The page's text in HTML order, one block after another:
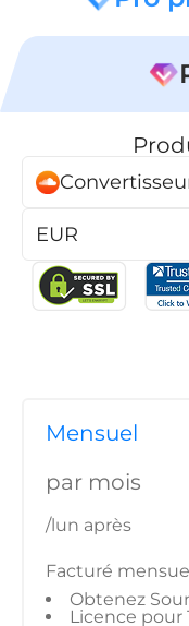
Pandora
en ligne
Mensuel
par mois
/lun après
Facturé
Obtenez
Licence pour